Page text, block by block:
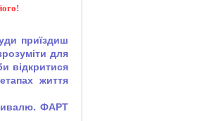
приїздиш
для
відкритися
життя
ФАРТ